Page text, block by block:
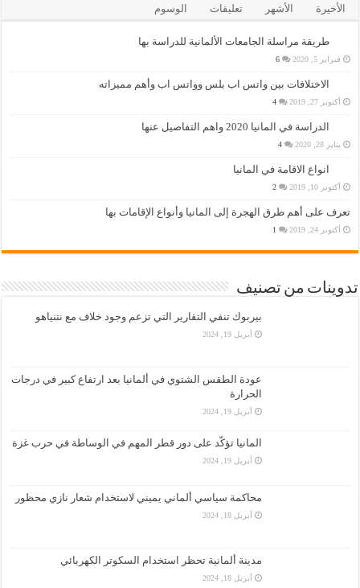
الأخيرة الأشهر تعليقات الوسوم
طريقة مراسلة الجامعات الألمانية للدراسة بها
فبراير 5, 2020 6
الاختلافات بين واتس اب بلس وواتس اب وأهم مميزاته
أكتوبر 27, 2019 4
الدراسة في المانيا 2020 واهم التفاصيل عنها
يناير 28, 2020 4
انواع الاقامة في المانيا
أكتوبر 10, 2019 2
تعرف على أهم طرق الهجرة إلى المانيا وأنواع الإقامات بها
أكتوبر 24, 2019 1
تدوينات من تصنيف
بيربوك تنفي التقارير التي تزعم وجود خلاف مع نتنياهو
أبريل 19, 2024
عودة الطقس الشتوي في ألمانيا بعد ارتفاع كبير في درجات
الحرارة
أبريل 19, 2024
المانيا تؤكّد على دور قطر المهم في الوساطة في حرب غزة
أبريل 19, 2024
محاكمة سياسي ألماني يميني لاستخدام شعار نازي محظور
أبريل 18, 2024
مدينة ألمانية تحظر استخدام السكوتر الكهربائي
أبريل 18, 2024